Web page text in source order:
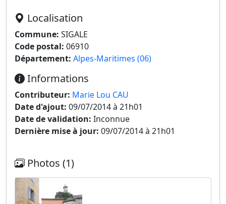
Localisation
Commune: SIGALE
Code postal: 06910
Département: Alpes-Maritimes (06)
Informations
Contributeur: Marie Lou CAU
Date d'ajout: 09/07/2014 à 21h01
Date de validation: Inconnue
Dernière mise à jour: 09/07/2014 à 21h01
Photos (1)